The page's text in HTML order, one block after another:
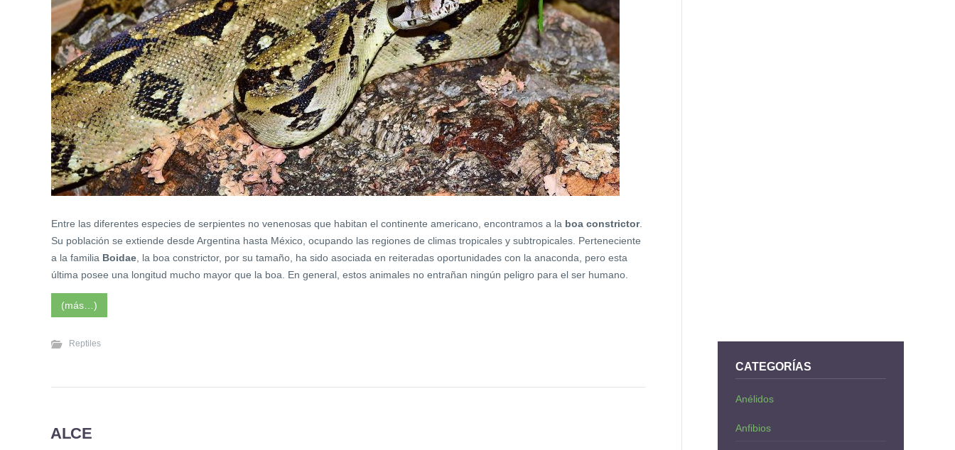
Entre las diferentes especies de serpientes no venenosas que habitan el continente americano, encontramos a la boa constrictor.
Su población se extiende desde Argentina hasta México, ocupando las regiones de climas tropicales y subtropicales. Perteneciente
a la familia Boidae , la boa constrictor, por su tamaño, ha sido asociada en reiteradas oportunidades con la anaconda, pero esta
última posee una longitud mucho mayor que la boa. En general, estos animales no entrañan ningún peligro para el ser humano.
(más…)
Reptiles
ALCE
CATEGORÍAS
Anélidos
Anfibios